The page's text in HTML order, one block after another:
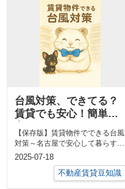
台風対策、できてる？
賃貸でも安心！簡単安
心ガイド
【保存版】賃貸物件でできる台風
対策～名古屋で安心して暮らすた
めに～台風シーズンが近づくと毎
年ニュース...
2025-07-18
不動産賃貸豆知識